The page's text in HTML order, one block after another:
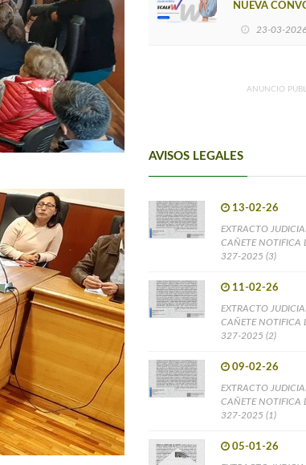
NUEVA
23-03-2026
ANUNCIO
AVISOS LEGALES
13-02-26
EXTRACTO
CAÑETE NOTIFICA
327-2025 (3)
11-02-26
EXTRACTO
CAÑETE NOTIFICA
327-2025 (2)
09-02-26
EXTRACTO
CAÑETE NOTIFICA
327-2025 (1)
05-01-26